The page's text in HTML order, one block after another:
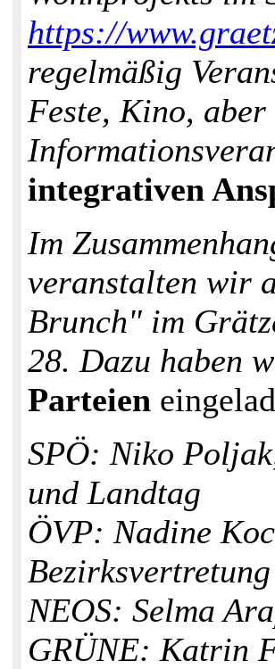
https://
regelmäßig
Feste, Kino,
integrativen
Im
veranstalten wir
Brunch" im
28. Dazu haben
Parteien
SPÖ: Niko
und Landtag
ÖVP: Nadine
Bezirksvertretung
NEOS: Selma
GRÜNE: Katrin